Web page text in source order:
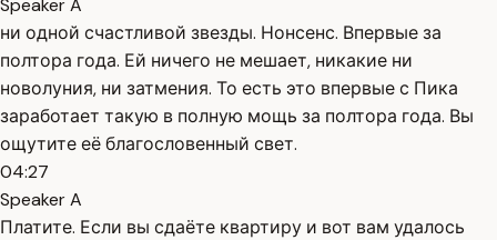
Speaker A
ни одной счастливой звезды. Нонсенс. Впервые за
полтора года. Ей ничего не мешает, никакие ни
новолуния, ни затмения. То есть это впервые с Пика
заработает такую в полную мощь за полтора года. Вы
ощутите её благословенный свет.
04:27
Speaker A
Платите. Если вы сдаёте квартиру и вот вам удалось